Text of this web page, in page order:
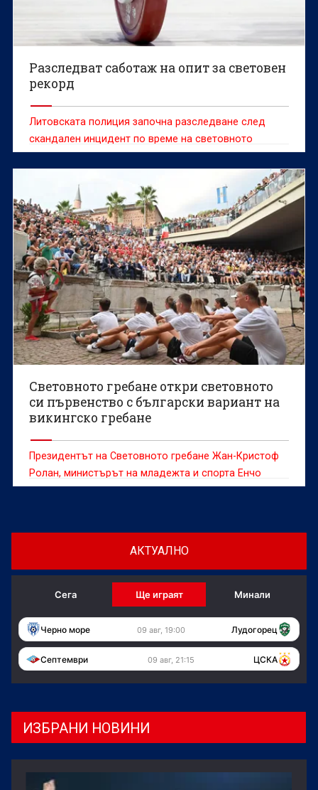
Разследват саботаж на опит за световен
рекорд
Литовската полиция започна разследване след
скандален инцидент по време на световното
първенство по класически силов трибой, при който
състезателка Сонита Мулух да атакува световен
рекорд.
Световното гребане откри световното
си първенство с български вариант на
викингско гребане
Президентът на Световното гребане Жан-Кристоф
Ролан, министърът на младежта и спорта Енчо
Керязов и председателят на Българския
АКТУАЛНО
Сега Ще играят Минали
Черно море 09 авг, 19:00 Лудогорец
Септември 09 авг, 21:15 ЦСКА
ИЗБРАНИ НОВИНИ